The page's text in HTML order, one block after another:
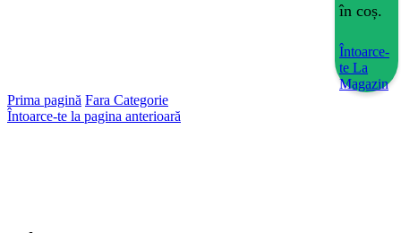
în coș.
Întoarce-
te La
Magazin
Prima pagină Fara Categorie
Întoarce-te la pagina anterioară